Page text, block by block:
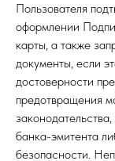
Пользователя
оформлении
карты, а также
документы, если
достоверности
предотвращения
банка-эмитента
безопасности.